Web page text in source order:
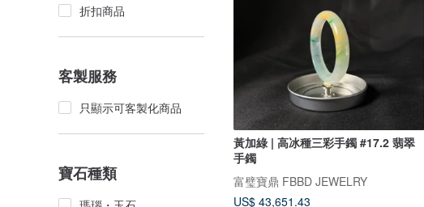
折扣商品
客製服務
只顯示可客製化商品
寶石種類
黃加綠 | 高冰種三彩手鐲 #17.2 翡翠
手鐲
富璧寶鼎 FBBD JEWELRY
US$ 43,651.43